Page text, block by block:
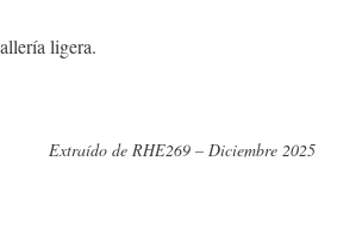
ligera.
Extraído de RHE269 – Diciembre 2025